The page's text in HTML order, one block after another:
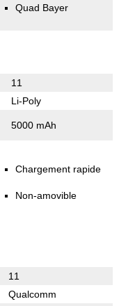
Quad Bayer
11
Li-Poly
5000 mAh
Chargement rapide
Non-amovible
11
Qualcomm